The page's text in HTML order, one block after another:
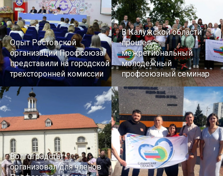
Опыт Ростовской
организации Профсоюза
представили на городской
трехсторонней комиссии
В Калужской области
прошел
межрегиональный
молодежный
профсоюзный семинар
Волгоградстат
организовал для членов